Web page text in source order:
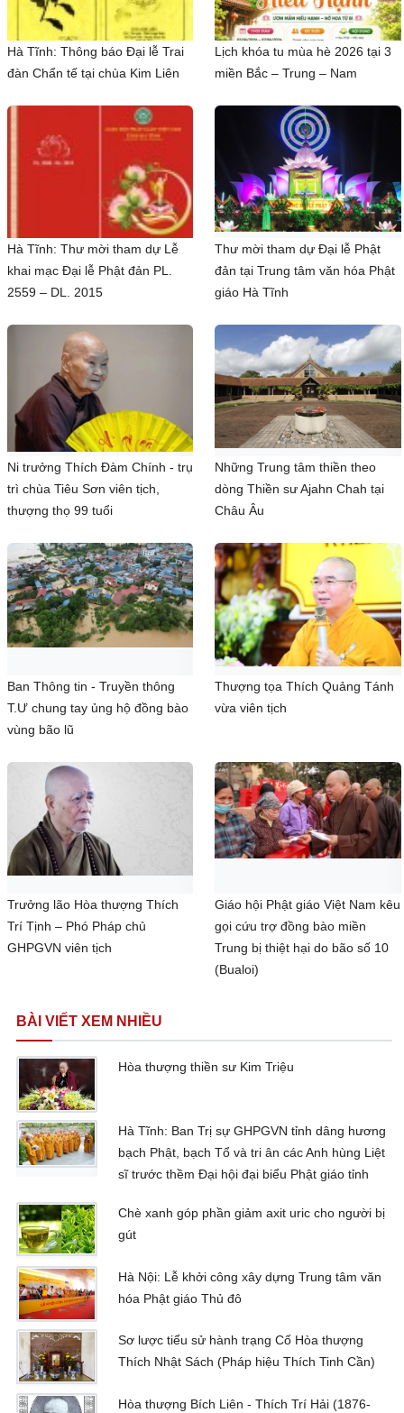
Hà Tĩnh: Thông báo Đại lễ Trai
đàn Chẩn tế tại chùa Kim Liên
Lịch khóa tu mùa hè 2026 tại 3
miền Bắc – Trung – Nam
Hà Tĩnh: Thư mời tham dự Lễ
khai mạc Đại lễ Phật đản PL.
2559 – DL. 2015
Thư mời tham dự Đại lễ Phật
đản tại Trung tâm văn hóa Phật
giáo Hà Tĩnh
Ni trưởng Thích Đàm Chính - trụ
trì chùa Tiêu Sơn viên tịch,
thượng thọ 99 tuổi
Những Trung tâm thiền theo
dòng Thiền sư Ajahn Chah tại
Châu Âu
Ban Thông tin - Truyền thông
T.Ư chung tay ủng hộ đồng bào
vùng bão lũ
Thượng tọa Thích Quảng Tánh
vừa viên tịch
Trưởng lão Hòa thượng Thích
Trí Tịnh – Phó Pháp chủ
GHPGVN viên tịch
Giáo hội Phật giáo Việt Nam kêu
gọi cứu trợ đồng bào miền
Trung bị thiệt hại do bão số 10
(Bualoi)
BÀI VIẾT XEM NHIỀU
Hòa thượng thiền sư Kim Triệu
Hà Tĩnh: Ban Trị sự GHPGVN tỉnh dâng hương
bạch Phật, bạch Tổ và tri ân các Anh hùng Liệt
sĩ trước thềm Đại hội đại biểu Phật giáo tỉnh
Chè xanh góp phần giảm axit uric cho người bị
gút
Hà Nội: Lễ khởi công xây dựng Trung tâm văn
hóa Phật giáo Thủ đô
Sơ lược tiểu sử hành trạng Cố Hòa thượng
Thích Nhật Sách (Pháp hiệu Thích Tinh Cần)
Hòa thượng Bích Liên - Thích Trí Hải (1876-